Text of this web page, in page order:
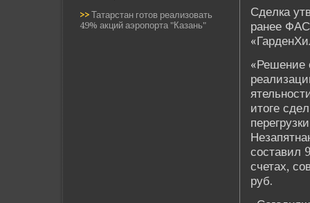
>> Татарстан готов реализовать
49% акций аэропорта "Казань"
Сде­лка
ранее
«Решение
итоге
составил
счетах,
руб.